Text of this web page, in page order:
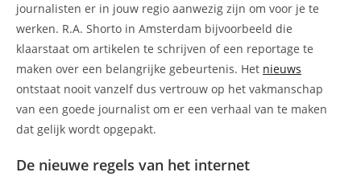
journalisten er in jouw regio aanwezig zijn om voor je te
werken. R.A. Shorto in Amsterdam bijvoorbeeld die
klaarstaat om artikelen te schrijven of een reportage te
maken over een belangrijke gebeurtenis. Het nieuws
ontstaat nooit vanzelf dus vertrouw op het vakmanschap
van een goede journalist om er een verhaal van te maken
dat gelijk wordt opgepakt.
De nieuwe regels van het internet